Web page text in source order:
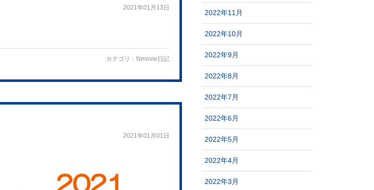
2021年01月13日
カテゴリ： Nmovie日記
2021年01月01日
2022年11月
2022年10月
2022年9月
2022年8月
2022年7月
2022年6月
2022年5月
2022年4月
2022年3月